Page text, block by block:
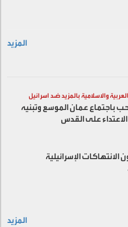
المزيد
والاسلامية بالمزيد ضد اسرائيل
باجتماع عمان الموسع وتبنيه
على القدس
يدينون الانتهاكات الإسرائيلية
المزيد